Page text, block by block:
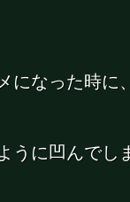
になった時に、
うに凹んでし